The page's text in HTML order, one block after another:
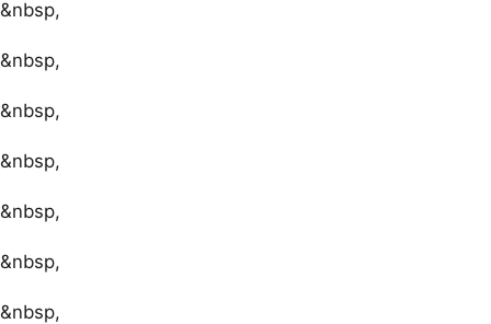
&nbsp,
&nbsp,
&nbsp,
&nbsp,
&nbsp,
&nbsp,
&nbsp,